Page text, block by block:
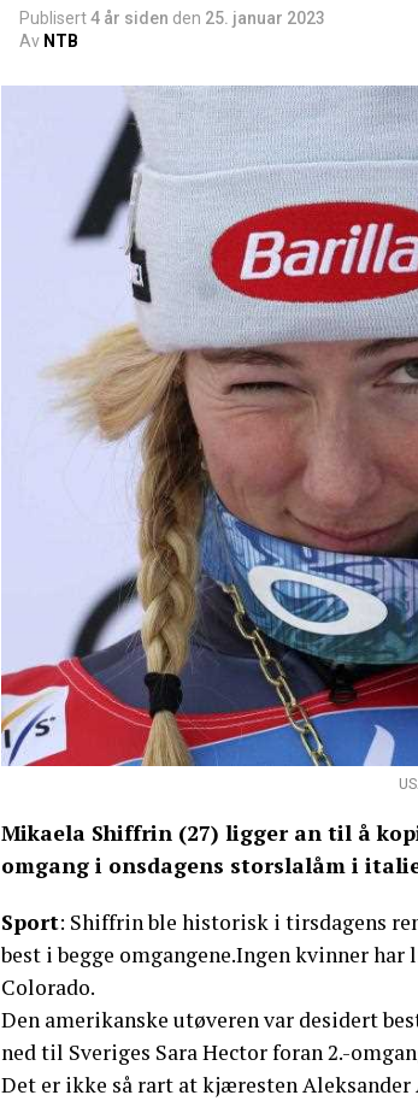
Publisert4 år siden den 25. januar 2023
Av NTB
Mikaela Shiffrin (27) ligger an til å
omgang i onsdagens storslalåm i
Sport: Shiffrin ble historisk i tirsdagens
best i begge omgangene.Ingen kvinner
Colorado.
Den amerikanske utøveren var desidert
ned til Sveriges Sara Hector foran 2.-
Det er ikke så rart at kjæresten